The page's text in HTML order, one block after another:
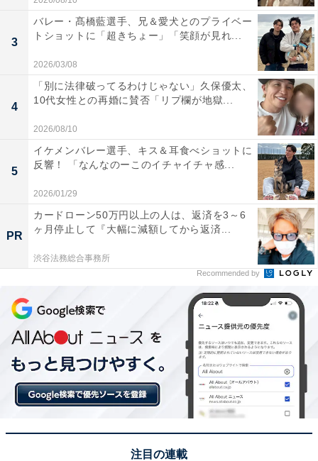
3
バレー・髙橋藍選手、兄＆愛犬とのプライベー
トショットに「超きちょー」「笑顔が見れ...
2026/03/08
4
「別に法律破ってるわけじゃない」久保優太、
10代女性との再婚に賛否「リプ欄が地獄...
2026/08/10
5
イケメンバレー選手、キス＆耳食べショットに
反響！ 「なんなのーこのイチャイチャ感...
2026/01/29
PR
カードローン50万円以上の人は、返済を3～6
ヶ月停止して『大幅に減額してから返済...
渋谷法務総合事務所
Recommended by
注目の連載